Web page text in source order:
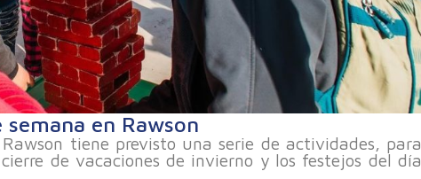
en Rawson
tiene previsto una serie de actividades, para
de vacaciones de invierno y los festejos del día